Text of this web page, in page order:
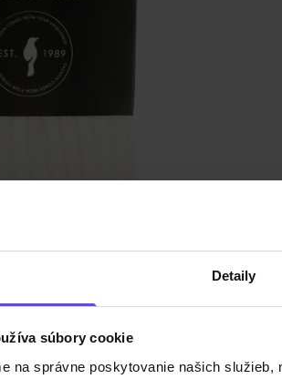
Detaily
súbory cookie
na správne poskytovanie našich